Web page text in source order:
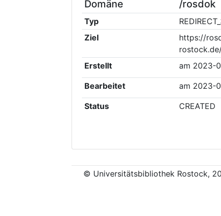
Domäne
/rosdok
Typ
Ziel
https://
Erstellt
am 2023-
Bearbeitet am 2023-
Status CREATED
© Universitätsbibliothek Rostock,